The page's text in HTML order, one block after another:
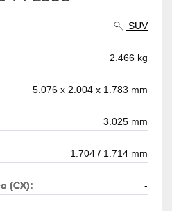
SUV
2.466 kg
5.076 x 2.004 x 1.783 mm
3.025 mm
1.704 / 1.714 mm
(CX): -